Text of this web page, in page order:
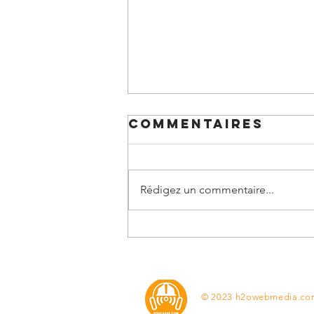
Mercronspi 296
compendium
Commentaires
Rédigez un commentaire...
© 2023